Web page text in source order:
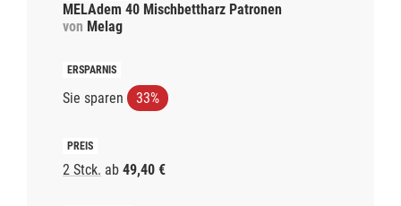
MELAdem 40 Mischbettharz Patronen
von Melag
Sie sparen 33%
2 Stck. ab 49,40 €